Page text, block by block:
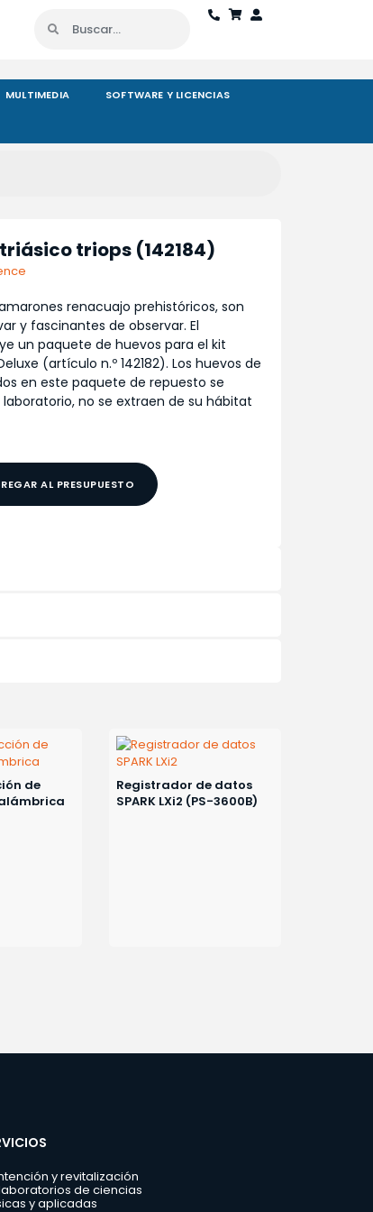
MULTIMEDIA SOFTWARE Y LICENCIAS
triops (142184)
renacuajo prehistóricos, son
y fascinantes de observar. El
un paquete de huevos para el kit
(artículo n.º 142182). Los huevos de
en este paquete de repuesto se
no se extraen de su hábitat
AL PRESUPUESTO
de
Registrador de datos
SPARK LXi2 (PS-3600B)
y revitalización
de ciencias
y aplicadas